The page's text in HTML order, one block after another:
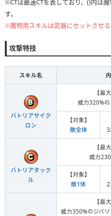
※CTは最速CTを表しており、()内は
す。
※魔物用スキルは武器にセットさせる
攻撃特技
スキル名
バトリアサイク
ロン
【最
威力320%
【対象】
敵全体
バトリアタック
ル
【最
威力
【対象】
敵1体
【最
威力350%のジバ